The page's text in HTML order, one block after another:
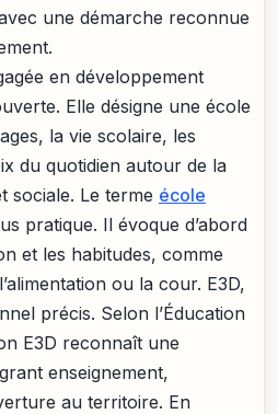
une démarche reconnue
en développement
Elle désigne une école
la vie scolaire, les
du quotidien autour de la
sociale. Le terme école
pratique. Il évoque d’abord
et les habitudes, comme
ou la cour. E3D,
précis. Selon l’Éducation
E3D reconnaît une
enseignement,
au territoire. En